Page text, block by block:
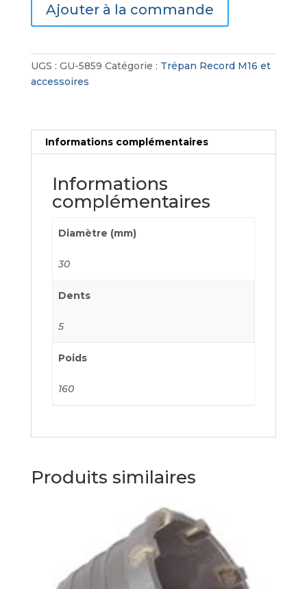
Record
Filetage
Ajouter à la commande
UGS : GU-5859 Catégorie : Trépan Record M16 et
accessoires
Informations complémentaires
Informations
complémentaires
Diamètre (mm)
30
Dents
5
Poids
160
Produits similaires